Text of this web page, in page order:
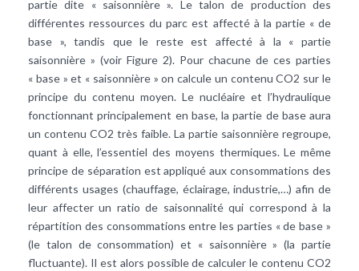
partie dite « saisonnière ». Le talon de production des
différentes ressources du parc est affecté à la partie « de
base », tandis que le reste est affecté à la « partie
saisonnière » (voir Figure 2). Pour chacune de ces parties
« base » et « saisonnière » on calcule un contenu CO2 sur le
principe du contenu moyen. Le nucléaire et l’hydraulique
fonctionnant principalement en base, la partie de base aura
un contenu CO2 très faible. La partie saisonnière regroupe,
quant à elle, l’essentiel des moyens thermiques. Le même
principe de séparation est appliqué aux consommations des
différents usages (chauffage, éclairage, industrie,…) afin de
leur affecter un ratio de saisonnalité qui correspond à la
répartition des consommations entre les parties « de base »
(le talon de consommation) et « saisonnière » (la partie
fluctuante). Il est alors possible de calculer le contenu CO2